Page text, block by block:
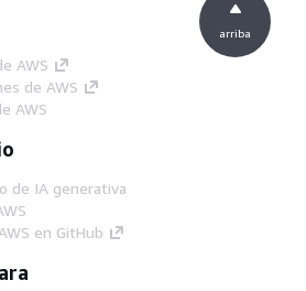
AWS
de AWS
AWS
de IA generativa
en GitHub
arriba